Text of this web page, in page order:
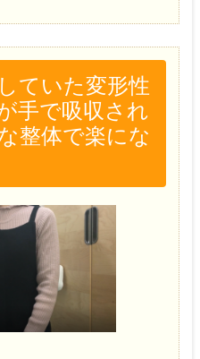
ていた変形性
手で吸収され
整体で楽にな